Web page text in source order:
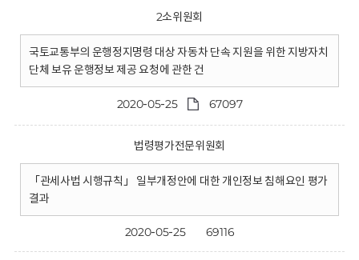
2소위원회
국토교통부의 운행정지명령 대상 자동차 단속 지원을 위한 지방자치
단체 보유 운행정보 제공 요청에 관한 건
2020-05-25 67097
법령평가전문위원회
「관세사법 시행규칙」 일부개정안에 대한 개인정보 침해요인 평가
결과
2020-05-25 69116